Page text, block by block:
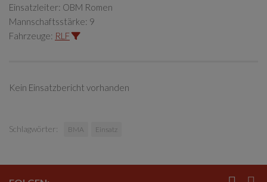
Einsatzleiter: OBM Romen
Mannschaftsstärke: 9
Fahrzeuge: RLF
Kein Einsatzbericht vorhanden
Schlagwörter: BMA Einsatz